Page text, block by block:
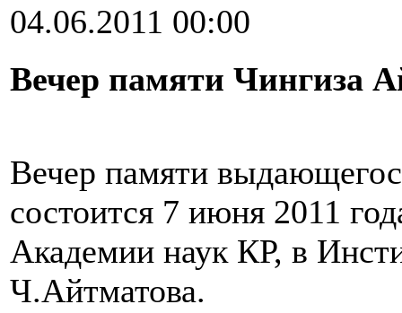
04.06.2011 00:00
Вечер памяти Чингиза
Вечер памяти
состоится 7 июня 2011
Академии наук КР, в
Ч.Айтматова.